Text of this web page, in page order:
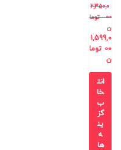
2,350,0
00
توما
ن
1,599,0
00 توما
ن
انت
خا
ب
گز
ین
ه
ها